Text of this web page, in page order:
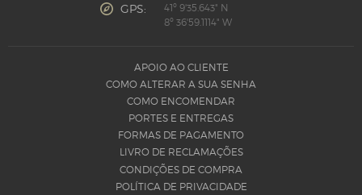
GPS:
41º 9'35.643" N
8º 36'59.1114" W
APOIO AO CLIENTE
COMO ALTERAR A SUA SENHA
COMO ENCOMENDAR
PORTES E ENTREGAS
FORMAS DE PAGAMENTO
LIVRO DE RECLAMAÇÕES
CONDIÇÕES DE COMPRA
POLÍTICA DE PRIVACIDADE